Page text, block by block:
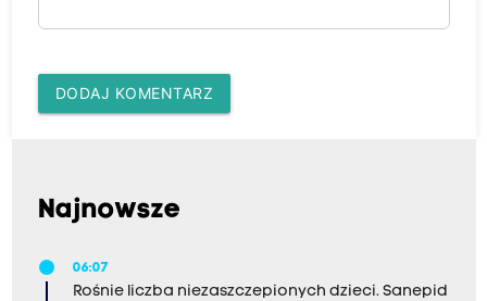
DODAJ KOMENTARZ
Najnowsze
06:07
Rośnie liczba niezaszczepionych dzieci. Sanepid